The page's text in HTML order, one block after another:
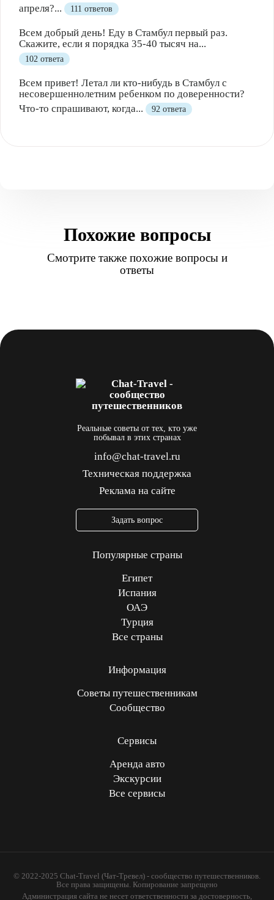
апреля?...
111 ответов
Всем добрый день! Еду в Стамбул первый раз.
Скажите, если я порядка 35-40 тысяч на...
102 ответа
Всем привет! Летал ли кто-нибудь в Стамбул с
несовершеннолетним ребенком по доверенности?
Что-то спрашивают, когда...
92 ответа
Похожие вопросы
Смотрите также похожие вопросы и
ответы
Реальные советы от тех, кто уже
побывал в этих странах
info@chat-travel.ru
Техническая поддержка
Реклама на сайте
Задать вопрос
Популярные страны
Египет
Испания
ОАЭ
Турция
Все страны
Информация
Советы путешественникам
Сообщество
Сервисы
Аренда авто
Экскурсии
Все сервисы
© 2022-2025 Chat-Travel (Чат-Тревел) - сообщество путешественников.
Все права защищены. Копирование запрещено
Администрация сайта не несет ответственности за достоверность,